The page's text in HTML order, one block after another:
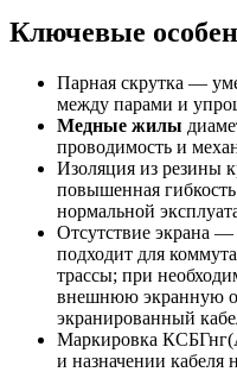
Ключевые
Парная скрутка —
между парами и
Медные жилы
проводимость и
Изоляция из резины
повышенная
нормальной
Отсутствие экрана —
подходит для
трассы; при
внешнюю экранную
экранированный
Маркировка
и назначении кабеля